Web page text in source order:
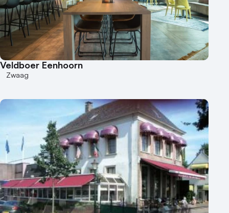
1 - 50 personen
50 - 100 personen
100 - 250 personen
250 - 500 personen
500+ personen
Buitenlocatie
Duurzame locatie
Groene locatie
Heisessie
Hotel
Hybride events
Industriële locatie
Kasteel en landgoed
Veldboer Eenhoorn
Zwaag